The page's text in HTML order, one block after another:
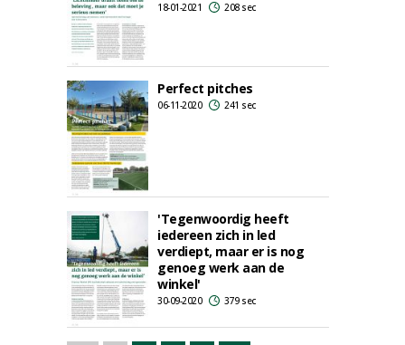
18-01-2021 208 sec
Perfect pitches
06-11-2020 241 sec
'Tegenwoordig heeft
iedereen zich in led
verdiept, maar er is nog
genoeg werk aan de
winkel'
30-09-2020 379 sec